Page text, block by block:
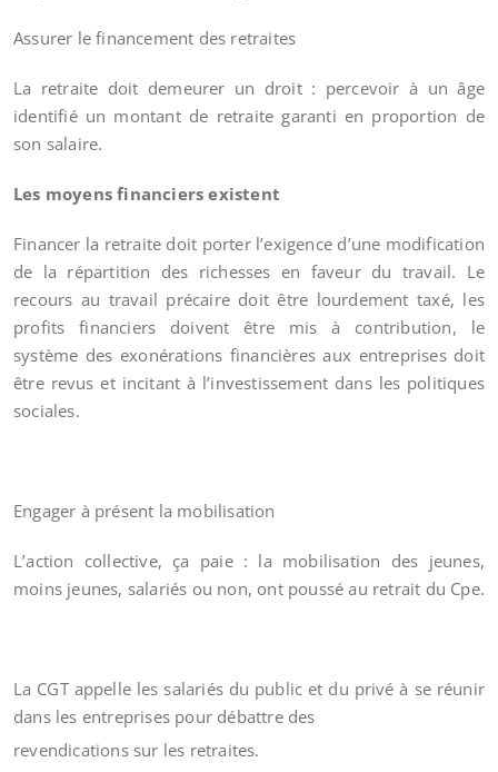
Assurer le financement des retraites
La retraite doit demeurer un droit : percevoir à un âge
identifié un montant de retraite garanti en proportion de
son salaire.
Les moyens financiers existent
Financer la retraite doit porter l’exigence d’une modification
de la répartition des richesses en faveur du travail. Le
recours au travail précaire doit être lourdement taxé, les
profits financiers doivent être mis à contribution, le
système des exonérations financières aux entreprises doit
être revus et incitant à l’investissement dans les politiques
sociales.
Engager à présent la mobilisation
L’action collective, ça paie : la mobilisation des jeunes,
moins jeunes, salariés ou non, ont poussé au retrait du Cpe.
La CGT appelle les salariés du public et du privé à se réunir
dans les entreprises pour débattre des
revendications sur les retraites.